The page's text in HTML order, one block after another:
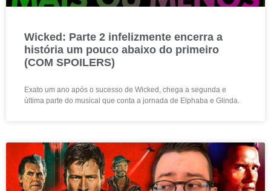
Wicked: Parte 2 infelizmente encerra a
história um pouco abaixo do primeiro
(COM SPOILERS)
Exato um ano após o sucesso de Wicked, chega a segunda e
última parte do musical que conta a jornada de Elphaba e Glinda.